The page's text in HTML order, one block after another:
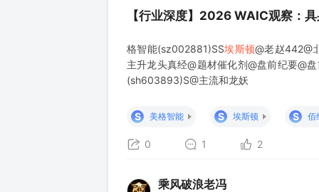
【行业深度】2026 WAIC观察：
格智能(sz002881)SS埃斯顿@老赵442@
主升龙头真经@题材催化剂@盘前纪要@
(sh603893)S@主流和龙妖
S 美格智能 S 埃斯顿 S 佰
0 1 2
乘风破浪老冯